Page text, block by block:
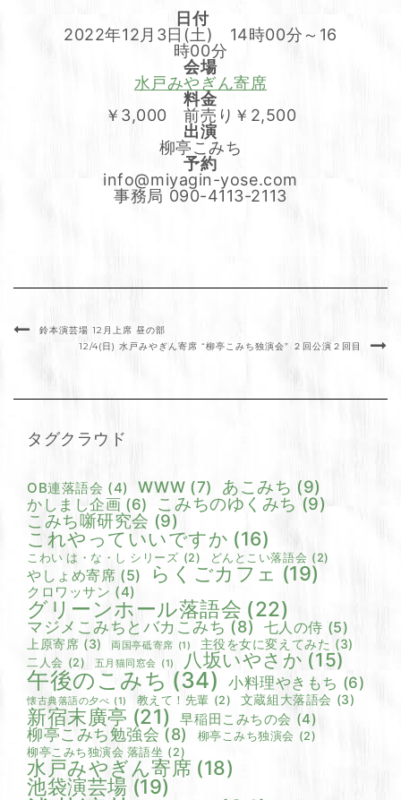
日付
2022年12月3日(土) 14時00分～16
時00分
会場
水戸みやぎん寄席
料金
￥3,000 前売り￥2,500
出演
柳亭こみち
予約
info@miyagin-yose.com
事務局 090-4113-2113
鈴本演芸場 12月上席 昼の部
12/4(日) 水戸みやぎん寄席 “柳亭こみち独演会” ２回公演２回目
タグクラウド
OB連落語会 (4) WWW (7) あこみち (9)
かしまし企画 (6) こみちのゆくみち (9)
こみち噺研究会 (9)
これやっていいですか (16)
こわい は・な・し シリーズ (2) どんとこい落語会 (2)
やしょめ寄席 (5) らくごカフェ (19)
クロワッサン (4)
グリーンホール落語会 (22)
マジメこみちとバカこみち (8) 七人の侍 (5)
上原寄席 (3) 両国亭砥寄席 (1) 主役を女に変えてみた (3)
二人会 (2) 五月猫同窓会 (1) 八坂いやさか (15)
午後のこみち (34) 小料理やきもち (6)
懐古典落語の夕べ (1) 教えて！先輩 (2) 文蔵組大落語会 (3)
新宿末廣亭 (21) 早稲田こみちの会 (4)
柳亭こみち勉強会 (8) 柳亭こみち独演会 (2)
柳亭こみち独演会 落語坐 (2)
水戸みやぎん寄席 (18)
池袋演芸場 (19)